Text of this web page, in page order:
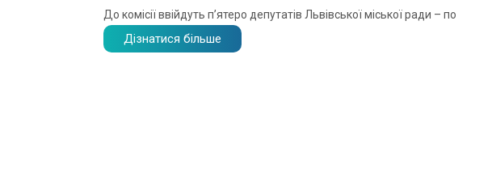
До комісії ввійдуть п’ятеро депутатів Львівської міської ради – по
Дізнатися більше